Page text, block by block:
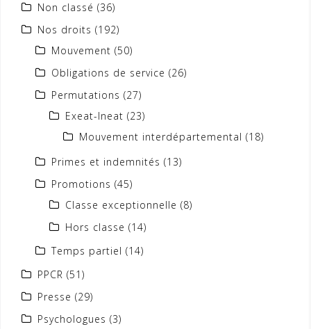
Non classé (36)
Nos droits (192)
Mouvement (50)
Obligations de service (26)
Permutations (27)
Exeat-Ineat (23)
Mouvement interdépartemental (18)
Primes et indemnités (13)
Promotions (45)
Classe exceptionnelle (8)
Hors classe (14)
Temps partiel (14)
PPCR (51)
Presse (29)
Psychologues (3)